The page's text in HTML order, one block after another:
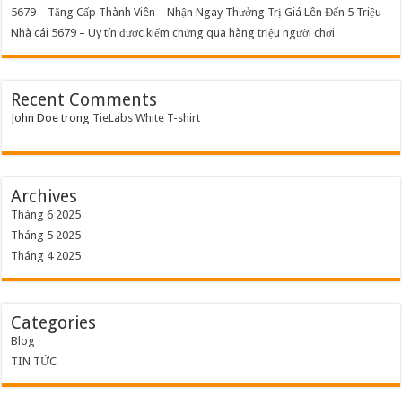
5679 – Tăng Cấp Thành Viên – Nhận Ngay Thưởng Trị Giá Lên Đến 5 Triệu
Nhà cái 5679 – Uy tín được kiểm chứng qua hàng triệu người chơi
Recent Comments
John Doe trong TieLabs White T-shirt
Archives
Tháng 6 2025
Tháng 5 2025
Tháng 4 2025
Categories
Blog
TIN TỨC